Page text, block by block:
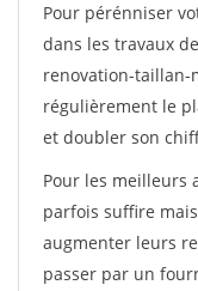
Pour pérénniser
dans les travaux
renovation-taillan-
régulièrement le
et doubler son
Pour les meilleurs
parfois suffire
augmenter leurs
passer par un